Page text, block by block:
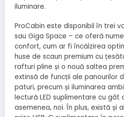
iluminare.
ProCabin este disponibil în trei
sau Giga Space – ce oferă
confort, cum ar fi încălzirea
huse de scaun premium cu
rafturi pline și o nouă saltea
extinsă de funcții ale panourilor
paturi, precum și iluminarea
lectură LED suplimentare cu gât
asemenea, noi. În plus, există și